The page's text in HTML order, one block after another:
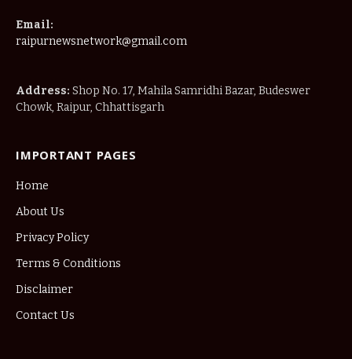
Email:
raipurnewsnetwork@gmail.com
Address: Shop No. 17, Mahila Samridhi Bazar, Budeswer
Chowk, Raipur, Chhattisgarh
IMPORTANT PAGES
Home
About Us
Privacy Policy
Terms & Conditions
Disclaimer
Contact Us